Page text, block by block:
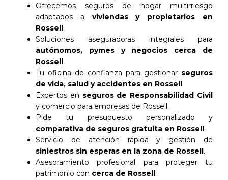
Ofrecemos seguros de hogar multirriesgo
adaptados a viviendas y propietarios en
Rossell.
Soluciones aseguradoras integrales para
autónomos, pymes y negocios cerca de
Rossell.
Tu oficina de confianza para gestionar seguros
de vida, salud y accidentes en Rossell.
Expertos en seguros de Responsabilidad Civil
y comercio para empresas de Rossell.
Pide tu presupuesto personalizado y
comparativa de seguros gratuita en Rossell.
Servicio de atención rápida y gestión de
siniestros sin esperas en la zona de Rossell.
Asesoramiento profesional para proteger tu
patrimonio con cerca de Rossell.